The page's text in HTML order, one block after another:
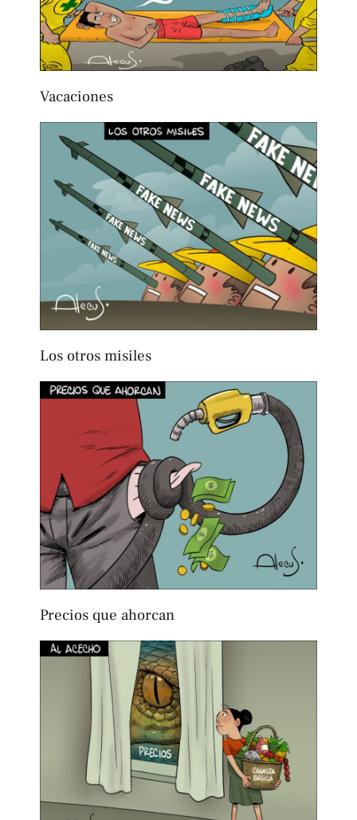
Vacaciones
Los otros misiles
Precios que ahorcan